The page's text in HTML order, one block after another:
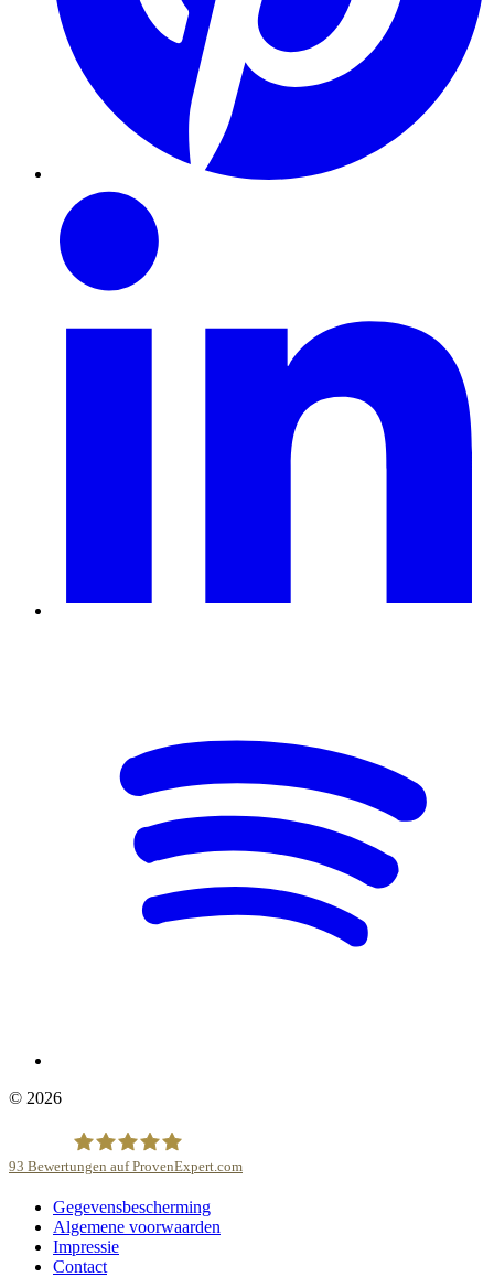
© 2026
BuddyStar GmbH
93 Bewertungen auf ProvenExpert.com
Gegevensbescherming
Algemene voorwaarden
Impressie
Contact